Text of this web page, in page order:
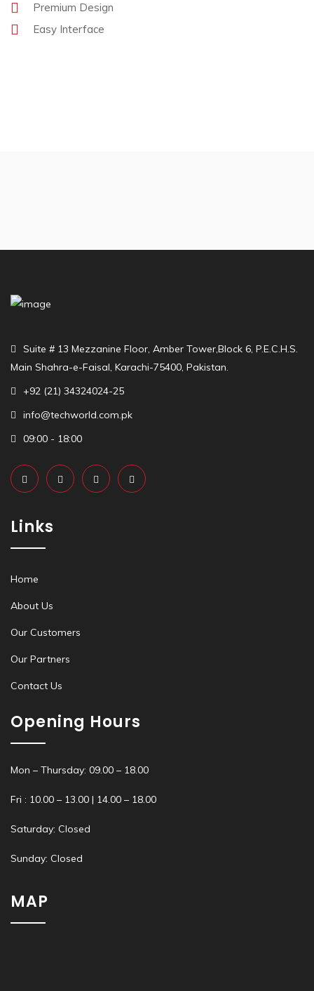
Premium Design
Easy Interface
Suite # 13 Mezzanine Floor, Amber Tower,Block 6, P.E.C.H.S.
Main Shahra-e-Faisal, Karachi-75400, Pakistan.
+92 (21) 34324024-25
info@techworld.com.pk
09:00 - 18:00
Links
Home
About Us
Our Customers
Our Partners
Contact Us
Opening Hours
Mon – Thursday: 09.00 – 18.00
Fri : 10.00 – 13.00 | 14.00 – 18.00
Saturday: Closed
Sunday: Closed
MAP